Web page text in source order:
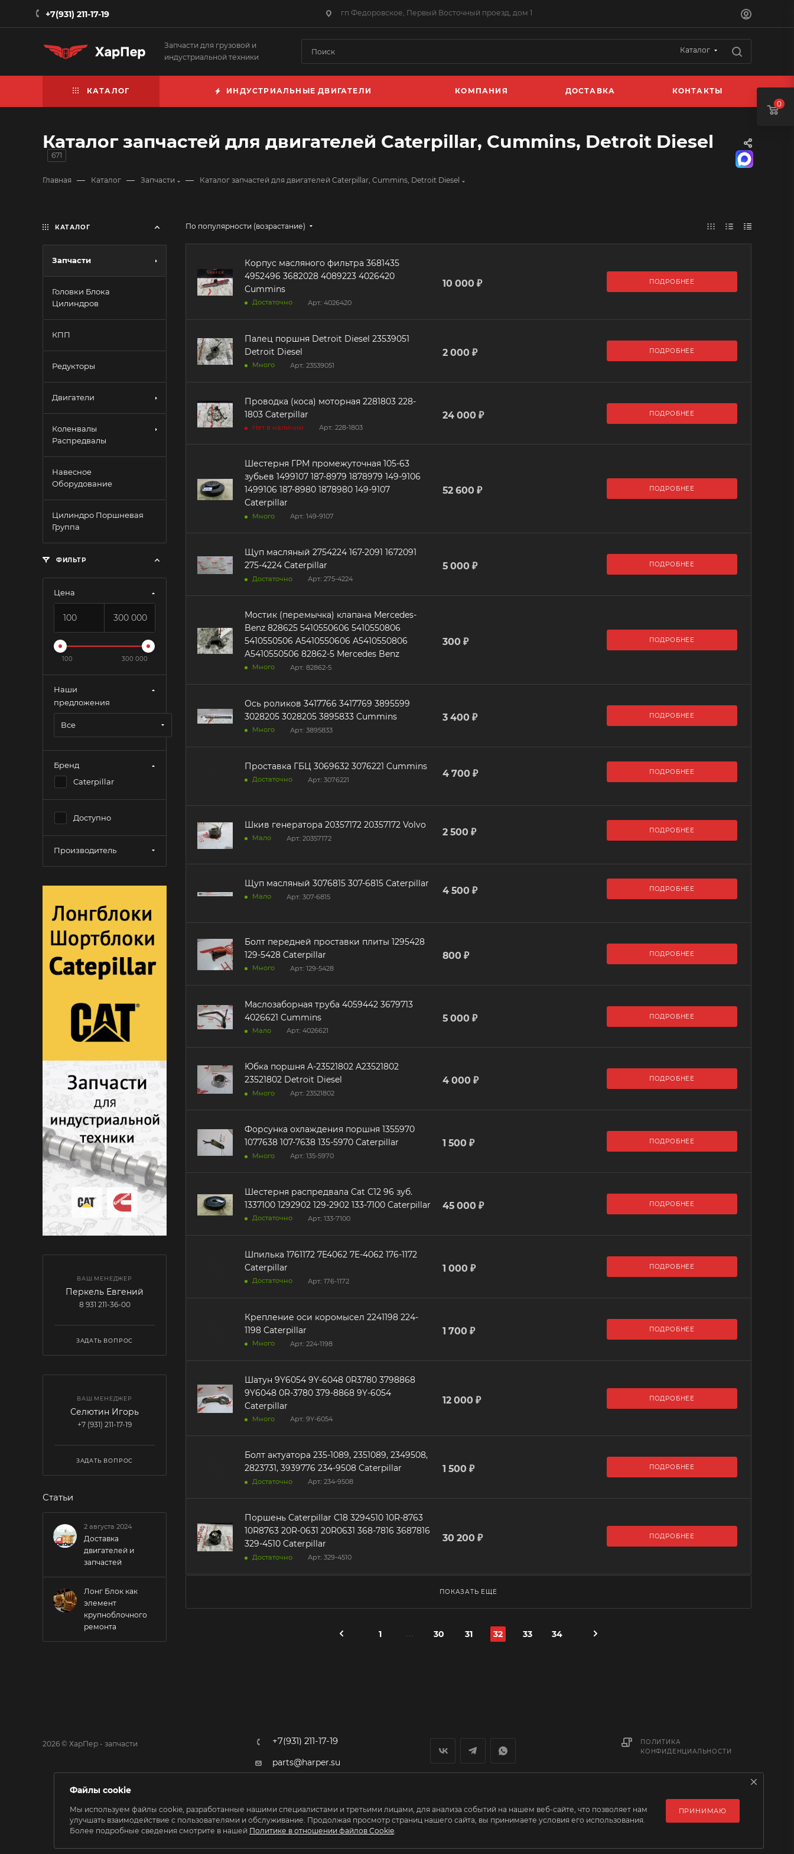
+7(931) 211-17-19 гп Федоровское, Первый Восточный проезд, дом 1
Запчасти для грузовой и
индустриальной техники
Каталог
КАТАЛОГ ИНДУСТРИАЛЬНЫЕ ДВИГАТЕЛИ КОМПАНИЯ ДОСТАВКА КОНТАКТЫ
Каталог запчастей для двигателей Caterpillar, Cummins, Detroit Diesel
671
Главная — Каталог — Запчасти — Каталог запчастей для двигателей Caterpillar, Cummins, Detroit Diesel
По популярности (возрастание)
Корпус масляного фильтра 3681435
4952496 3682028 4089223 4026420
Cummins
Достаточно Арт.: 4026420
10 000 ₽ ПОДРОБНЕЕ
Палец поршня Detroit Diesel 23539051
Detroit Diesel
Много Арт.: 23539051
2 000 ₽ ПОДРОБНЕЕ
Проводка (коса) моторная 2281803 228-
1803 Caterpillar
Нет в наличии Арт.: 228-1803
24 000 ₽ ПОДРОБНЕЕ
Шестерня ГРМ промежуточная 105-63
зубьев 1499107 187-8979 1878979 149-9106
1499106 187-8980 1878980 149-9107
Caterpillar
Много Арт.: 149-9107
52 600 ₽ ПОДРОБНЕЕ
Щуп масляный 2754224 167-2091 1672091
275-4224 Caterpillar
Достаточно Арт.: 275-4224
5 000 ₽ ПОДРОБНЕЕ
Мостик (перемычка) клапана Mercedes-
Benz 828625 5410550606 5410550806
5410550506 A5410550606 A5410550806
A5410550506 82862-5 Mercedes Benz
Много Арт.: 82862-5
300 ₽ ПОДРОБНЕЕ
Ось роликов 3417766 3417769 3895599
3028205 3028205 3895833 Cummins
Много Арт.: 3895833
3 400 ₽ ПОДРОБНЕЕ
Проставка ГБЦ 3069632 3076221 Cummins
Достаточно Арт.: 3076221
4 700 ₽ ПОДРОБНЕЕ
Шкив генератора 20357172 20357172 Volvo
Мало Арт.: 20357172
2 500 ₽ ПОДРОБНЕЕ
Щуп масляный 3076815 307-6815 Caterpillar
Мало Арт.: 307-6815
4 500 ₽ ПОДРОБНЕЕ
Болт передней проставки плиты 1295428
129-5428 Caterpillar
Много Арт.: 129-5428
800 ₽ ПОДРОБНЕЕ
Маслозаборная труба 4059442 3679713
4026621 Cummins
Мало Арт.: 4026621
5 000 ₽ ПОДРОБНЕЕ
Юбка поршня A-23521802 A23521802
23521802 Detroit Diesel
Много Арт.: 23521802
4 000 ₽ ПОДРОБНЕЕ
Форсунка охлаждения поршня 1355970
1077638 107-7638 135-5970 Caterpillar
Много Арт.: 135-5970
1 500 ₽ ПОДРОБНЕЕ
Шестерня распредвала Cat C12 96 зуб.
1337100 1292902 129-2902 133-7100 Caterpillar
Достаточно Арт.: 133-7100
45 000 ₽ ПОДРОБНЕЕ
Шпилька 1761172 7E4062 7E-4062 176-1172
Caterpillar
Достаточно Арт.: 176-1172
1 000 ₽ ПОДРОБНЕЕ
Крепление оси коромысел 2241198 224-
1198 Caterpillar
Много Арт.: 224-1198
1 700 ₽ ПОДРОБНЕЕ
Шатун 9Y6054 9Y-6048 0R3780 3798868
9Y6048 0R-3780 379-8868 9Y-6054
Caterpillar
Много Арт.: 9Y-6054
12 000 ₽ ПОДРОБНЕЕ
Болт актуатора 235-1089, 2351089, 2349508,
2823731, 3939776 234-9508 Caterpillar
Достаточно Арт.: 234-9508
1 500 ₽ ПОДРОБНЕЕ
Поршень Caterpillar C18 3294510 10R-8763
10R8763 20R-0631 20R0631 368-7816 3687816
329-4510 Caterpillar
Достаточно Арт.: 329-4510
30 200 ₽ ПОДРОБНЕЕ
ПОКАЗАТЬ ЕЩЕ
1 30 31 32 33 34
КАТАЛОГ
Запчасти
Головки Блока
Цилиндров
КПП
Редукторы
Двигатели
Коленвалы
Распредвалы
Навесное
Оборудование
Цилиндро Поршневая
Группа
ФИЛЬТР
Цена
100 300 000
Наши
предложения
Все
Бренд
Caterpillar
Доступно
Производитель
ВАШ МЕНЕДЖЕР
Перкель Евгений
8 931 211-36-00
ЗАДАТЬ ВОПРОС
ВАШ МЕНЕДЖЕР
Селютин Игорь
+7 (931) 211-17-19
ЗАДАТЬ ВОПРОС
Статьи
2 августа 2024
Доставка
двигателей и
запчастей
Лонг Блок как
элемент
крупноблочного
ремонта
2026 © ХарПер - запчасти
+7(931) 211-17-19
parts@harper.su
проезд, дом 1
ПОЛИТИКА
КОНФИДЕНЦИАЛЬНОСТИ
0
Файлы cookie
Мы используем файлы cookie, разработанные нашими специалистами и третьими лицами, для анализа событий на нашем веб-сайте, что позволяет нам
улучшать взаимодействие с пользователями и обслуживание. Продолжая просмотр страниц нашего сайта, вы принимаете условия его использования.
Более подробные сведения смотрите в нашей Политике в отношении файлов Cookie.
ПРИНИМАЮ